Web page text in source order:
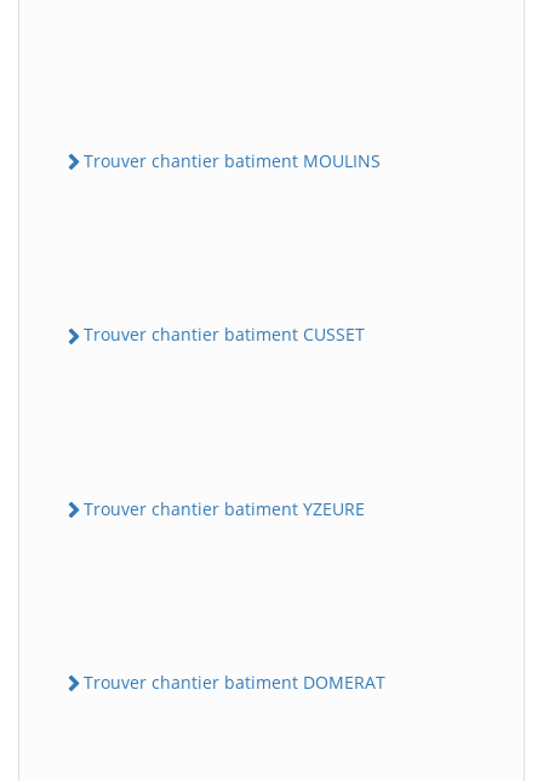
Trouver chantier batiment MOULINS
Trouver chantier batiment CUSSET
Trouver chantier batiment YZEURE
Trouver chantier batiment DOMERAT